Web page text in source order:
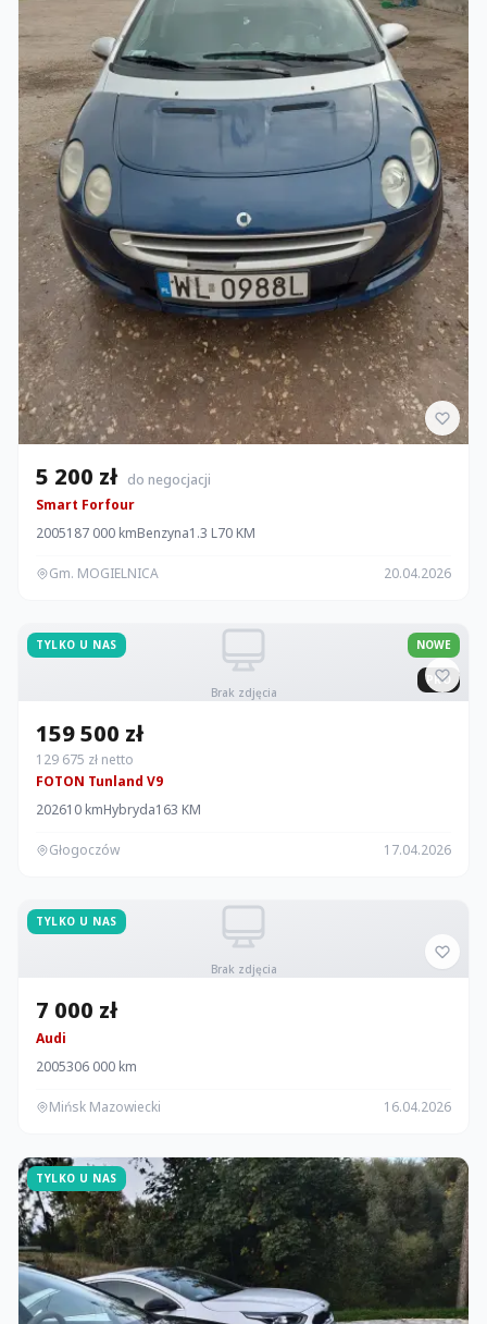
5 200 zł do negocjacji
Smart Forfour
2005187 000 kmBenzyna1.3 L70 KM
Gm. MOGIELNICA 20.04.2026
Brak zdjęcia
TYLKO U NAS NOWE
PRO
159 500 zł
129 675 zł netto
FOTON Tunland V9
202610 kmHybryda163 KM
Głogoczów 17.04.2026
Brak zdjęcia
TYLKO U NAS
7 000 zł
Audi
2005306 000 km
Mińsk Mazowiecki 16.04.2026
TYLKO U NAS